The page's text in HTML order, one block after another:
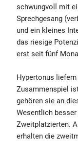
schwungvoll mit
Sprechgesang
und ein kleines
das riesige
erst seit fünf
Hypertonus
Zusammenspiel
gehören sie an
Wesentlich
Zweitplatzierten.
erhalten die